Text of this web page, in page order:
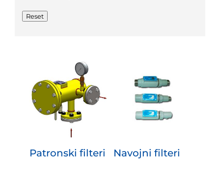
Reset
Patronski filteri Navojni filteri